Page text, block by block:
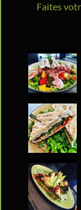
Faites